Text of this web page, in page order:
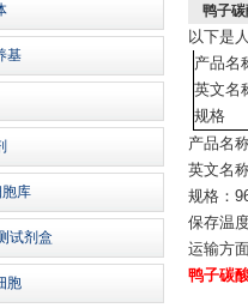
基
库
试剂盒
胞
鸭子
以下是
产品名
英文名
规格
产品名
英文名
规格：
保存温
运输方
鸭子碳